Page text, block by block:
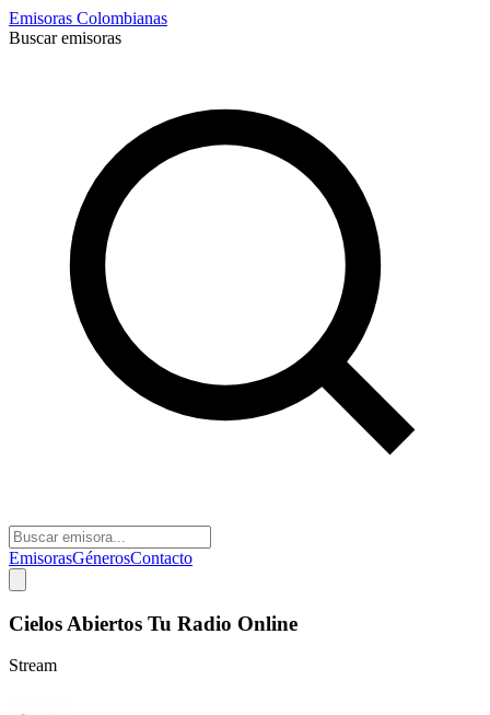
Emisoras Colombianas
Buscar emisoras
EmisorasGénerosContacto
Cielos Abiertos Tu Radio Online
Stream